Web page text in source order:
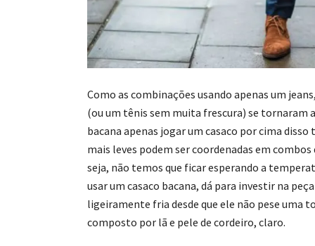
Como as combinações usando apenas um
(ou um tênis sem muita frescura) se tornaram
bacana apenas jogar um casaco por cima disso
mais leves podem ser coordenadas em
seja, não temos que ficar esperando a
usar um casaco bacana, dá para investir na
ligeiramente fria desde que ele não pese uma
composto por lã e pele de cordeiro, claro.